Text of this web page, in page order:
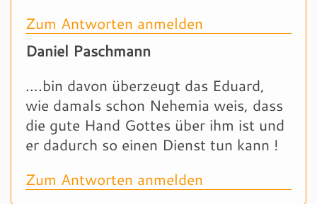
Zum Antworten anmelden
Daniel Paschmann
….bin davon überzeugt das Eduard,
wie damals schon Nehemia weis, dass
die gute Hand Gottes über ihm ist und
er dadurch so einen Dienst tun kann !
Zum Antworten anmelden